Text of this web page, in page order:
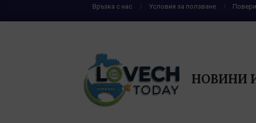
Връзка с нас Условия за ползване
НОВИНИ